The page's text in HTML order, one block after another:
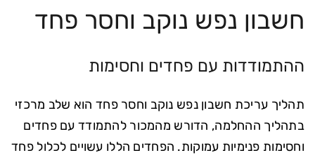
חשבון נפש נוקב וחסר פחד
ההתמודדות עם פחדים וחסימות
תהליך עריכת חשבון נפש נוקב וחסר פחד הוא שלב מרכזי
בתהליך ההחלמה, הדורש מהמכור להתמודד עם פחדים
וחסימות פנימיות עמוקות. הפחדים הללו עשויים לכלול פחד